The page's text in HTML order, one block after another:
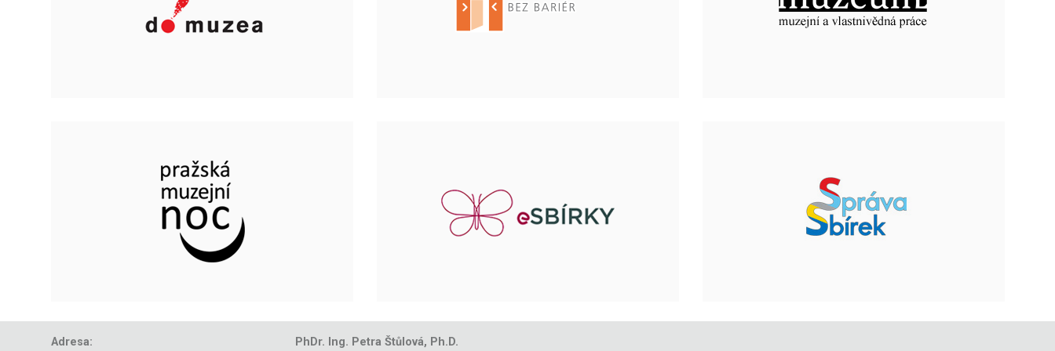
Adresa: PhDr. Ing. Petra Štůlová, Ph.D.